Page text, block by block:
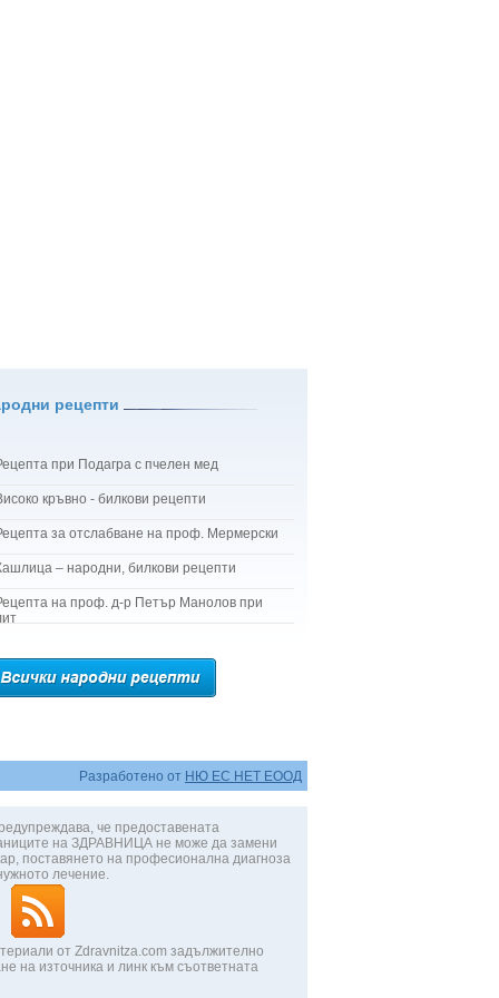
рецепти
при Подагра с пчелен мед
кръвно - билкови рецепти
за отслабване на проф. Мермерски
– народни, билкови рецепти
на проф. д-р Петър Манолов при
Разработено от НЮ ЕС НЕТ ЕООД
че предоставената
на ЗДРАВНИЦА не може да замени
поставянето на професионална диагноза
лечение.
от Zdravnitza.com задължително
на източника и линк към съответната